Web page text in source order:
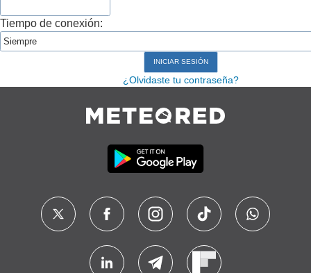
Tiempo de conexión:
¿Olvidaste tu contraseña?